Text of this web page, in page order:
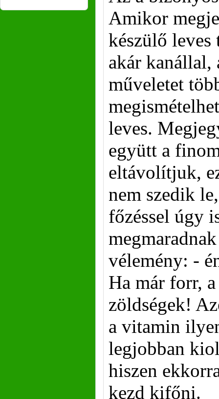
Amikor
készülő leves
akár kanállal,
műveletet
leves.
együtt a
eltávolítjuk,
nem szedik
főzéssel úgy
vélemény: -
Ha már forr,
zöldségek!
a vitamin
legjobban
hiszen
kezd kifőni.